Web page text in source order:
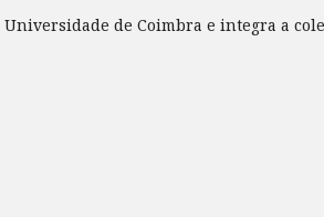
de Coimbra e integra a